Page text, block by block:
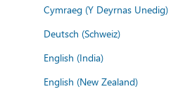
Cymraeg (Y Deyrnas Unedig)
Deutsch (Schweiz)
English (India)
English (New Zealand)